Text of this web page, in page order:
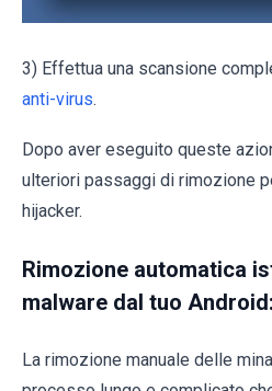
3) Effettua una scansione
anti-virus.
Dopo aver eseguito queste
ulteriori passaggi di rimozione
hijacker.
Rimozione automatica
malware dal tuo Android:
La rimozione manuale delle